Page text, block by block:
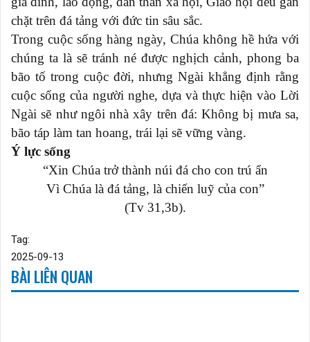
chặt trên đá tảng với đức tin sâu sắc.
Trong cuộc sống hàng ngày, Chúa không hề hứa với
chúng ta là sẽ tránh né được nghịch cảnh, phong ba
bão tố trong cuộc đời, nhưng Ngài khẳng định rằng
cuộc sống của người nghe, dựa và thực hiện vào Lời
Ngài sẽ như ngôi nhà xây trên đá: Không bị mưa sa,
bão táp làm tan hoang, trái lại sẽ vững vàng.
Ý lực sống
“Xin Chúa trở thành núi đá cho con trú ẩn
Vì Chúa là đá tảng, là chiến luỹ của con”
(Tv 31,3b).
Tag:
2025-09-13
BÀI LIÊN QUAN